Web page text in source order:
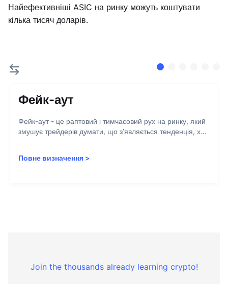
Найефективніші ASIC на ринку можуть коштувати
кілька тисяч доларів.
Фейк-аут
Фейк-аут - це раптовий і тимчасовий рух на ринку, який
змушує трейдерів думати, що з’являється тенденція, х...
Повне визначення >
Join the thousands already learning crypto!